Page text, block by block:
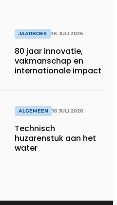
JAARBOEK 28 JULI 2026
80 jaar innovatie,
vakmanschap en
internationale impact
ALGEMEEN 16 JULI 2026
Technisch
huzarenstuk aan het
water